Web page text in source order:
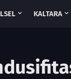
KALTARA